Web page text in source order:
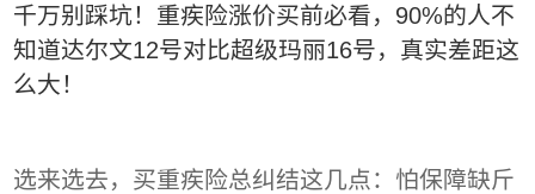
千万别踩坑！重疾险涨价买前必看，90%的人不
知道达尔文12号对比超级玛丽16号，真实差距这
么大！
选来选去，买重疾险总纠结这几点：怕保障缺斤